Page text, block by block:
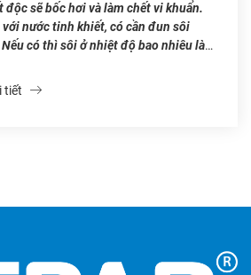
độc sẽ bốc hơi và làm chết vi khuẩn.
với nước tinh khiết, có cần đun sôi
có thì sôi ở nhiệt độ bao nhiêu là
tiết